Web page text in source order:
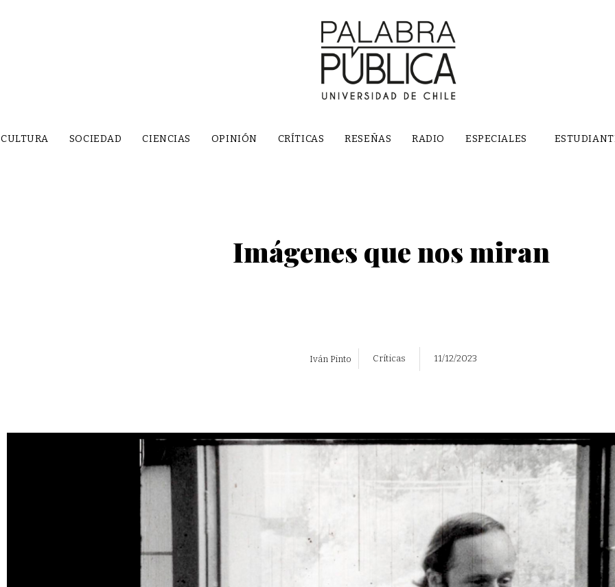
CULTURA SOCIEDAD CIENCIAS OPINIÓN CRÍTICAS RESEÑAS RADIO ESPECIALES
Imágenes que nos miran
Iván Pinto Críticas 11/12/2023